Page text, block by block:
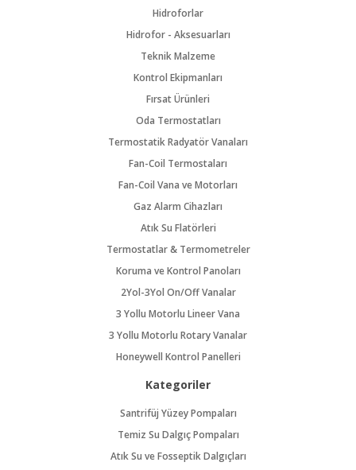
Hidroforlar
Hidrofor - Aksesuarları
Teknik Malzeme
Kontrol Ekipmanları
Fırsat Ürünleri
Oda Termostatları
Termostatik Radyatör Vanaları
Fan-Coil Termostaları
Fan-Coil Vana ve Motorları
Gaz Alarm Cihazları
Atık Su Flatörleri
Termostatlar & Termometreler
Koruma ve Kontrol Panoları
2Yol-3Yol On/Off Vanalar
3 Yollu Motorlu Lineer Vana
3 Yollu Motorlu Rotary Vanalar
Honeywell Kontrol Panelleri
Kategoriler
Santrifüj Yüzey Pompaları
Temiz Su Dalgıç Pompaları
Atık Su ve Fosseptik Dalgıçları